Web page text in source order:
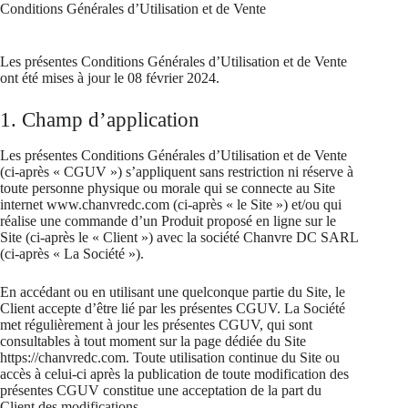
Conditions Générales d’Utilisation et de Vente
Les présentes Conditions Générales d’Utilisation et de Vente
ont été mises à jour le 08 février 2024.
1. Champ d’application
Les présentes Conditions Générales d’Utilisation et de Vente
(ci-après « CGUV ») s’appliquent sans restriction ni réserve à
toute personne physique ou morale qui se connecte au Site
internet www.chanvredc.com (ci-après « le Site ») et/ou qui
réalise une commande d’un Produit proposé en ligne sur le
Site (ci-après le « Client ») avec la société Chanvre DC SARL
(ci-après « La Société »).
En accédant ou en utilisant une quelconque partie du Site, le
Client accepte d’être lié par les présentes CGUV. La Société
met régulièrement à jour les présentes CGUV, qui sont
consultables à tout moment sur la page dédiée du Site
https://chanvredc.com. Toute utilisation continue du Site ou
accès à celui-ci après la publication de toute modification des
présentes CGUV constitue une acceptation de la part du